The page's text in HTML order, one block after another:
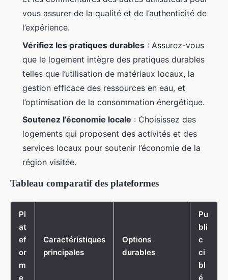
vous assurer de la qualité et de l’authenticité de
l’expérience.
Vérifiez les pratiques durables : Assurez-vous
que le logement intègre des pratiques durables
telles que l’utilisation de matériaux locaux, la
gestion efficace des ressources en eau, et
l’optimisation de la consommation énergétique.
Soutenez l’économie locale : Choisissez des
logements qui proposent des activités et des
services locaux pour soutenir l’économie de la
région visitée.
Tableau comparatif des plateformes
Pl
at
ef
or
m
e
Caractéristiques
principales
Options
durables
Pu
bli
c
ci
bl
é